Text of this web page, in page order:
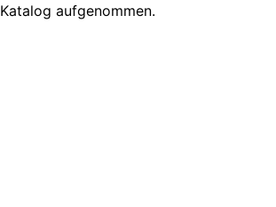
Katalog aufgenommen.